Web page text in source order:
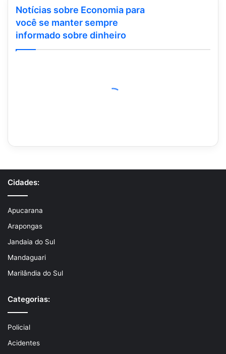
Notícias sobre Economia para
você se manter sempre
informado sobre dinheiro
Cidades:
Apucarana
Arapongas
Jandaia do Sul
Mandaguari
Marilândia do Sul
Categorias:
Policial
Acidentes